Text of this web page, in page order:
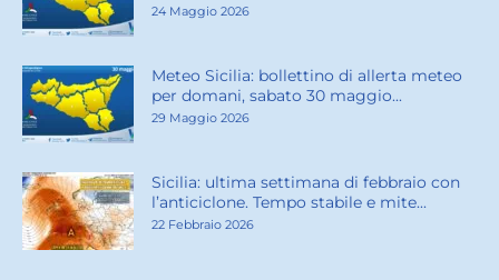
24 Maggio 2026
Meteo Sicilia: bollettino di allerta meteo
per domani, sabato 30 maggio...
29 Maggio 2026
Sicilia: ultima settimana di febbraio con
l’anticiclone. Tempo stabile e mite...
22 Febbraio 2026